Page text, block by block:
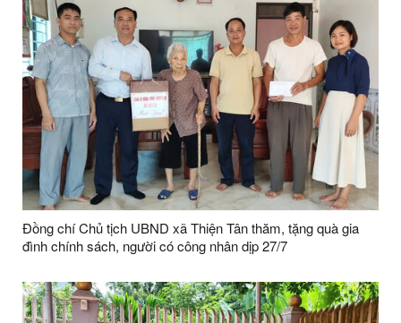
Đồng chí Chủ tịch UBND xã Thiện Tân thăm, tặng quà gia
đình chính sách, người có công nhân dịp 27/7